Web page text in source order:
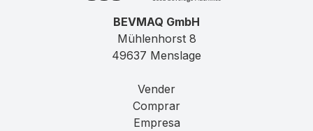
BEVMAQ GmbH
Mühlenhorst 8
49637 Menslage
Vender
Comprar
Empresa